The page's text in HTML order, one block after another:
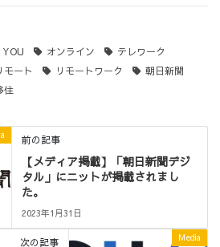
YOU オンライン
テレワーク
モート
リモートワーク
朝日新聞
住
前の記事
【メディア掲載】「朝日新聞デジ
タル」にニットが掲載されまし
た。
2023年1月31日
Media
次の記事